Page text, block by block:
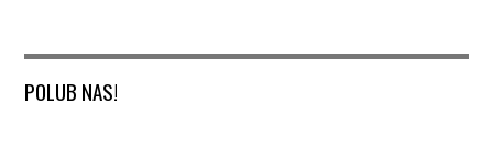
POLUB NAS!